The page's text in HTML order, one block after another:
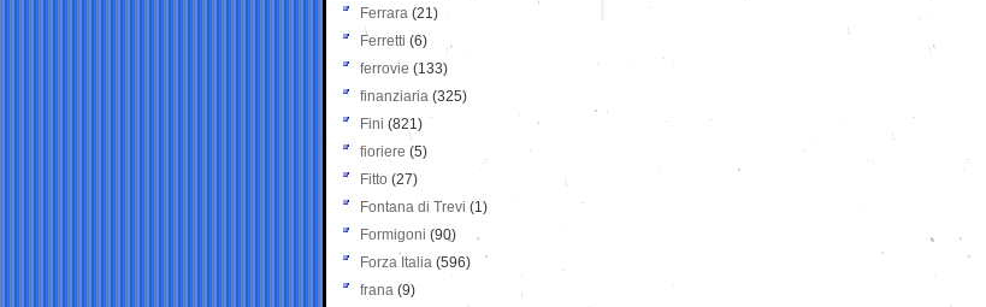
Ferrara (21)
Ferretti (6)
ferrovie (133)
finanziaria (325)
Fini (821)
fioriere (5)
Fitto (27)
Fontana di Trevi (1)
Formigoni (90)
Forza Italia (596)
frana (9)